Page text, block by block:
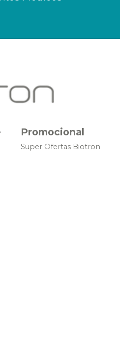
Promocional
Super Ofertas Biotron